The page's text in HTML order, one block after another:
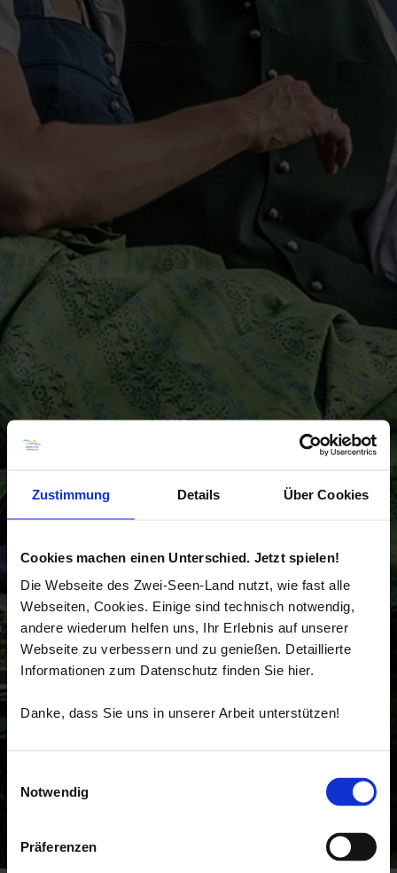
Zustimmung Details Über Cookies
Cookies machen einen Unterschied. Jetzt spielen!
Die Webseite des Zwei-Seen-Land nutzt, wie fast alle
Webseiten, Cookies. Einige sind technisch notwendig,
andere wiederum helfen uns, Ihr Erlebnis auf unserer
Webseite zu verbessern und zu genießen. Detaillierte
Informationen zum Datenschutz finden Sie hier.
Danke, dass Sie uns in unserer Arbeit unterstützen!
Notwendig
Präferenzen